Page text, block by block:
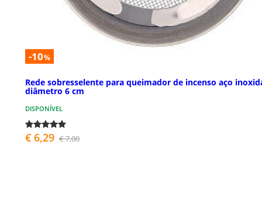
-10%
Rede sobresselente para queimador de incenso aço
diâmetro 6 cm
DISPONÍVEL
€ 6,29 € 7,00